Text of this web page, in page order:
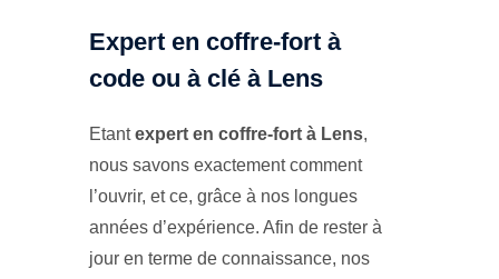
Expert en coffre-fort à
code ou à clé à Lens
Etantexpert en coffre-fort à Lens,
nous savons exactement comment
l’ouvrir, et ce, grâce à nos longues
années d’expérience. Afin de rester à
jour en terme de connaissance, nos